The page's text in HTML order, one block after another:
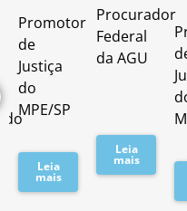
Promotor
de
Justiça
do
MPE/SP
Leia
mais
Procurador
Federal
da AGU
Leia
mais